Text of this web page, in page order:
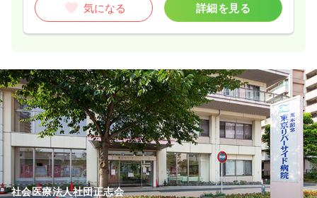
気になる 詳細を見る
社会医療法人社団正志会